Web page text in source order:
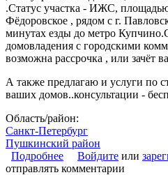
.Статус участка - ИЖС,
Фёдоровское , рядом с г.
минутах езды до метро
домовладения с городскими
возможна рассрочка , или зачёт
А также предлагаю и услуги по
ваших домов..консультации -
Область/район:
Санкт-Петербург
Пушкинский район
Подробнее о Домишко
Войдите или
отправлять комментарии